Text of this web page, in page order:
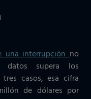
una interrupciónno
supera los
casos, esa cifra
de dólares por